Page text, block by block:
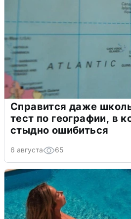
Справится даже
тест по географии, в
стыдно ошибиться
6 августа 65